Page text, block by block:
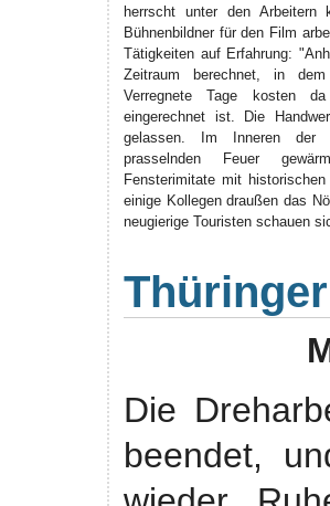
herrscht unter den Arbeitern
Bühnenbildner für den Film
Tätigkeiten auf Erfahrung:
Zeitraum berechnet, in
Verregnete Tage kosten
eingerechnet ist. Die
gelassen. Im Inneren
prasselnden Feuer
Fensterimitate mit
einige Kollegen draußen das
neugierige Touristen schauen
Die
beendet,